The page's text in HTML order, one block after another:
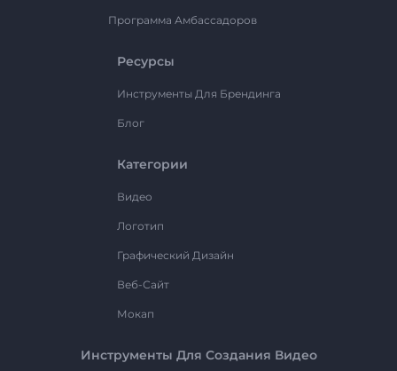
Программа Амбассадоров
Ресурсы
Инструменты Для Брендинга
Блог
Категории
Видео
Логотип
Графический Дизайн
Веб-Сайт
Мокап
Инструменты Для Создания Видео